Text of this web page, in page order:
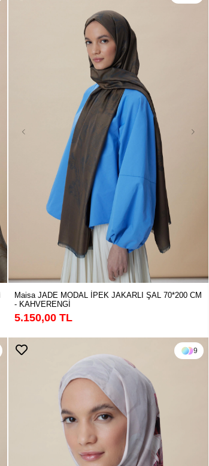
Maisa JADE MODAL İPEK JAKARLI ŞAL 70*200 CM
- KAHVERENGİ
5.150,00 TL
9